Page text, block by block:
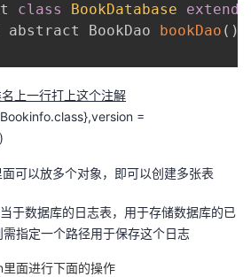
class BookDatabase
extends
abstract BookDao bookDao ( )
上一行打上这个注解
=
以放多个对象，即可以创建多张表
数据库的日志表，用于存储数据库的已
指定一个路径用于保存这个日志
面进行下面的操作